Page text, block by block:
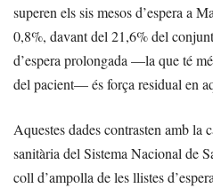
superen els sis mesos d’espera a
0,8%, davant del 21,6% del
d’espera prolongada —la que té
del pacient— és força residual en
Aquestes dades contrasten amb la
sanitària del Sistema Nacional de
coll d’ampolla de les llistes